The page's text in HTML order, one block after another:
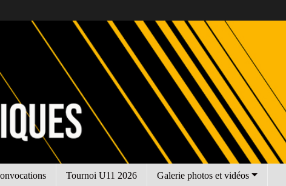
Tournoi U11 2026 Galerie photos et vidéos